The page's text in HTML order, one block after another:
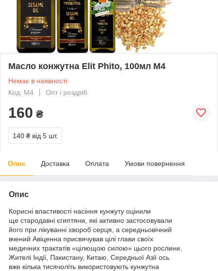
Масло конжутна Elit Phito, 100мл М4
Немає в наявності
Код: М4
Опт і роздріб
160 ₴
140 ₴ від 5 шт.
Опис Доставка Оплата Умови повернення
Опис
Корисні властивості насіння кунжуту оцінили
ще стародавні єгиптяни, які активно застосовували
його при лікуванні хвороб серця, а середньовічний
вчений Авіценна присвячував цілі глави своїх
медичних трактатів «цілющою силою» цього рослини.
Жителі Індії, Пакистану, Китаю, Середньої Азії ось
вже кілька тисячоліть використовують кунжутна